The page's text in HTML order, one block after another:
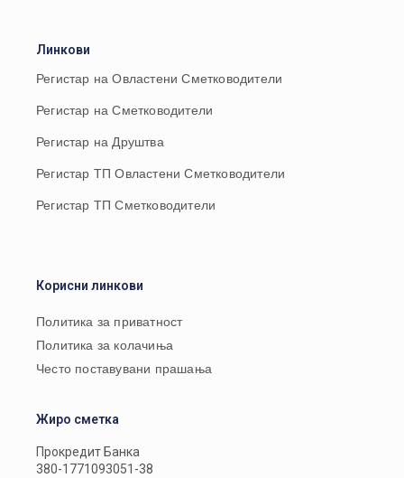
Линкови
Регистар на Овластени Сметководители
Регистар на Сметководители
Регистар на Друштва
Регистар ТП Овластени Сметководители
Регистар ТП Сметководители
Корисни линкови
Политика за приватност
Политика за колачиња
Често поставувани прашања
Жиро сметка
Прокредит Банка
380-1771093051-38